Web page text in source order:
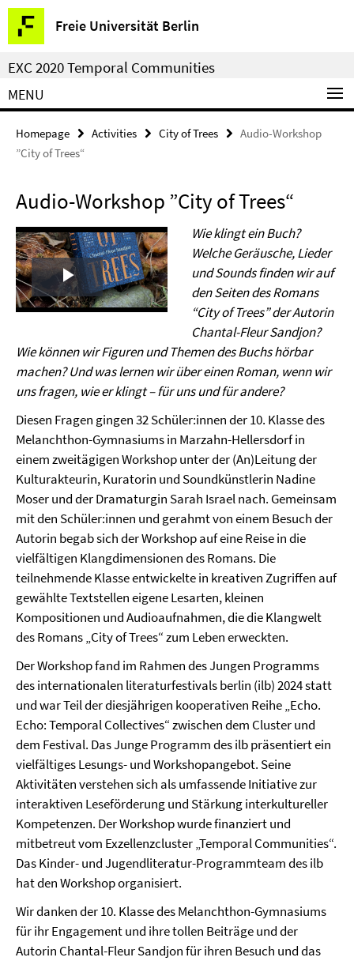
Springe
direkt
zu
Inhalt
Freie Universität Berlin
Service
Navigation
EXC 2020 Temporal Communities
MENU
Homepage Activities City of Trees
Audio-Workshop
”City of Trees“
Audio-Workshop ”City of Trees“
Play
Wie klingt ein Buch?
Welche Geräusche, Lieder
und Sounds finden wir auf
den Seiten des Romans
“City of Trees” der Autorin
Chantal-Fleur Sandjon?
Wie können wir Figuren und Themen des Buchs hörbar
machen? Und was lernen wir über einen Roman, wenn wir
uns fragen, wie er klingt – für uns und für andere?
Diesen Fragen gingen 32 Schüler:innen der 10. Klasse des
Melanchthon-Gymnasiums in Marzahn-Hellersdorf in
einem zweitägigen Workshop unter der (An)Leitung der
Kulturakteurin, Kuratorin und Soundkünstlerin Nadine
Moser und der Dramaturgin Sarah Israel nach. Gemeinsam
mit den Schüler:innen und gerahmt von einem Besuch der
Autorin begab sich der Workshop auf eine Reise in die
vielfältigen Klangdimensionen des Romans. Die
teilnehmende Klasse entwickelte in kreativen Zugriffen auf
gewählte Textstellen eigene Lesarten, kleinen
Kompositionen und Audioaufnahmen, die die Klangwelt
des Romans „City of Trees“ zum Leben erweckten.
Der Workshop fand im Rahmen des Jungen Programms
des internationalen literaturfestivals berlin (ilb) 2024 statt
und war Teil der diesjährigen kooperativen Reihe „Echo.
Echo: Temporal Collectives“ zwischen dem Cluster und
dem Festival. Das Junge Programm des ilb präsentiert ein
vielfältiges Lesungs- und Workshopangebot. Seine
Aktivitäten verstehen sich als umfassende Initiative zur
interaktiven Leseförderung und Stärkung interkultureller
Kompetenzen. Der Workshop wurde finanziert und
mitbetreut vom Exzellenzcluster „Temporal Communities“.
Das Kinder- und Jugendliteratur-Programmteam des ilb
hat den Workshop organisiert.
Wir danken der 10. Klasse des Melanchthon-Gymnasiums
für ihr Engagement und ihre tollen Beiträge und der
Autorin Chantal-Fleur Sandjon für ihren Besuch und das